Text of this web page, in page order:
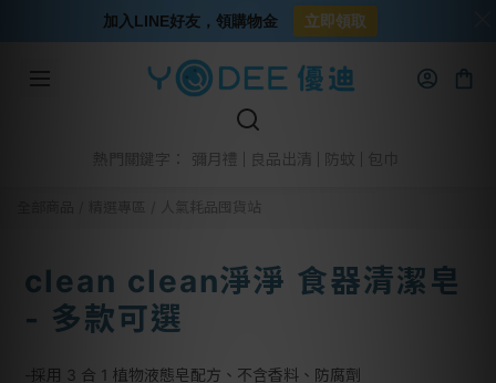
熱門關鍵字： 彌月禮 良品出清 防蚊
人氣耗品囤貨站
clean clean淨淨 食器清潔皂
- 多款可選
-採用 3 合 1 植物液態皂配方、不含香料、防腐劑
加入LINE好友，領購物金 立即領取